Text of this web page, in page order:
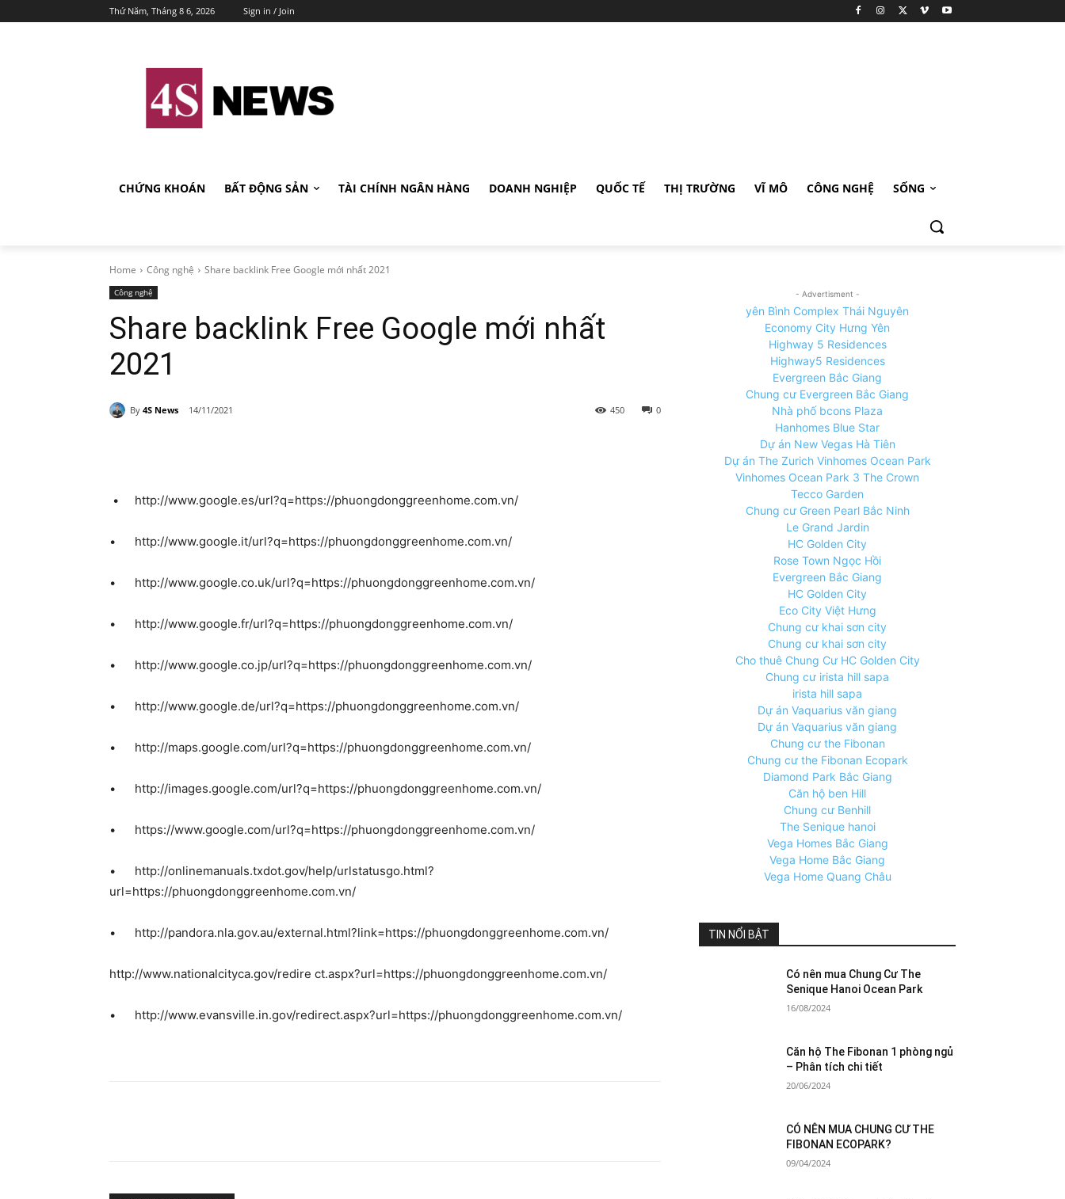
Thứ Năm, Tháng 8 6, 2026 Sign in / Join
CHỨNG KHOÁN BẤT ĐỘNG SẢN TÀI CHÍNH NGÂN HÀNG DOANH NGHIỆP QUỐC TẾ THỊ TRƯỜNG VĨ MÔ CÔNG NGHỆ SỐNG
Home Công nghệ Share backlink Free Google mới nhất 2021
Công nghệ
Share backlink Free Google mới nhất
2021
By 4S News 14/11/2021 0
450
• http://www.google.es/url?q=https://phuongdonggreenhome.com.vn/
• http://www.google.it/url?q=https://phuongdonggreenhome.com.vn/
• http://www.google.co.uk/url?q=https://phuongdonggreenhome.com.vn/
• http://www.google.fr/url?q=https://phuongdonggreenhome.com.vn/
• http://www.google.co.jp/url?q=https://phuongdonggreenhome.com.vn/
• http://www.google.de/url?q=https://phuongdonggreenhome.com.vn/
• http://maps.google.com/url?q=https://phuongdonggreenhome.com.vn/
• http://images.google.com/url?q=https://phuongdonggreenhome.com.vn/
• https://www.google.com/url?q=https://phuongdonggreenhome.com.vn/
•
http://onlinemanuals.txdot.gov/help/urlstatusgo.html?
url=https://phuongdonggreenhome.com.vn/
• http://pandora.nla.gov.au/external.html?link=https://phuongdonggreenhome.com.vn/
http://www.nationalcityca.gov/redire ct.aspx?url=https://phuongdonggreenhome.com.vn/
• http://www.evansville.in.gov/redirect.aspx?url=https://phuongdonggreenhome.com.vn/
- Advertisment -
yên Bình Complex Thái Nguyên
Economy City Hưng Yên
Highway 5 Residences
Highway5 Residences
Evergreen Bắc Giang
Chung cư Evergreen Bắc Giang
Nhà phố bcons Plaza
Hanhomes Blue Star
Dự án New Vegas Hà Tiên
Dự án The Zurich Vinhomes Ocean Park
Vinhomes Ocean Park 3 The Crown
Tecco Garden
Chung cư Green Pearl Bắc Ninh
Le Grand Jardin
HC Golden City
Rose Town Ngọc Hồi
Evergreen Bắc Giang
HC Golden City
Eco City Việt Hưng
Chung cư khai sơn city
Chung cư khai sơn city
Cho thuê Chung Cư HC Golden City
Chung cư irista hill sapa
irista hill sapa
Dự án Vaquarius văn giang
Dự án Vaquarius văn giang
Chung cư the Fibonan
Chung cư the Fibonan Ecopark
Diamond Park Bắc Giang
Căn hộ ben Hill
Chung cư Benhill
The Senique hanoi
Vega Homes Bắc Giang
Vega Home Bắc Giang
Vega Home Quang Châu
TIN NỔI BẬT
Có nên mua Chung Cư The
Senique Hanoi Ocean Park
16/08/2024
Căn hộ The Fibonan 1 phòng ngủ
– Phân tích chi tiết
20/06/2024
CÓ NÊN MUA CHUNG CƯ THE
FIBONAN ECOPARK?
09/04/2024